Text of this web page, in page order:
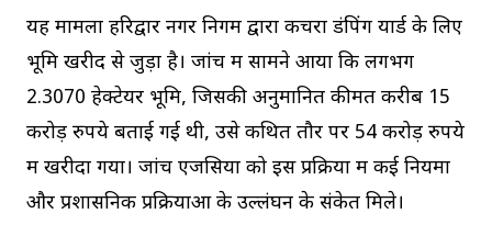
यह मामला हरिद्वार नगर निगम द्वारा कचरा डंपिंग यार्ड के लिए
भूमि खरीद से जुड़ा है। जांच में सामने आया कि लगभग
2.3070 हेक्टेयर भूमि, जिसकी अनुमानित कीमत करीब 15
करोड़ रुपये बताई गई थी, उसे कथित तौर पर 54 करोड़ रुपये
में खरीदा गया। जांच एजेंसियों को इस प्रक्रिया में कई नियमों
और प्रशासनिक प्रक्रियाओं के उल्लंघन के संकेत मिले।